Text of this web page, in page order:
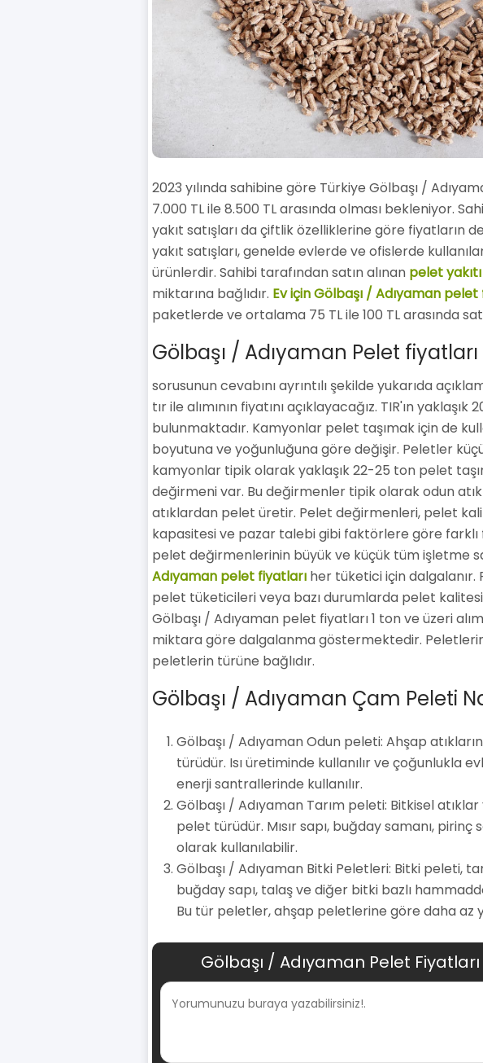
2023 yılında sahibine göre Türkiye Gölbaşı /
7.000 TL ile 8.500 TL arasında olması bekleniyor.
yakıt satışları da çiftlik özelliklerine göre fiyatların
yakıt satışları, genelde evlerde ve ofislerde
ürünlerdir. Sahibi tarafından satın alınan pelet
miktarına bağlıdır. Ev için Gölbaşı / Adıyaman pelet
paketlerde ve ortalama 75 TL ile 100 TL arasında
Gölbaşı / Adıyaman Pelet
sorusunun cevabını ayrıntılı şekilde yukarıda
tır ile alımının fiyatını açıklayacağız. TIR'ın yaklaşık
bulunmaktadır. Kamyonlar pelet taşımak için de
boyutuna ve yoğunluğuna göre değişir. Peletler
kamyonlar tipik olarak yaklaşık 22-25 ton pelet
değirmeni var. Bu değirmenler tipik olarak odun
atıklardan pelet üretir. Pelet değirmenleri, pelet
kapasitesi ve pazar talebi gibi faktörlere göre
pelet değirmenlerinin büyük ve küçük tüm işletme
Adıyaman pelet fiyatlarıher tüketici için dalgalanır.
pelet tüketicileri veya bazı durumlarda pelet
Gölbaşı / Adıyaman pelet fiyatları 1 ton ve üzeri
miktara göre dalgalanma göstermektedir.
peletlerin türüne bağlıdır.
Gölbaşı / Adıyaman Çam Peleti
Gölbaşı / Adıyaman Odun peleti: Ahşap
türüdür. Isı üretiminde kullanılır ve çoğunlukla
enerji santrallerinde kullanılır.
Gölbaşı / Adıyaman Tarım peleti: Bitkisel
pelet türüdür. Mısır sapı, buğday samanı,
olarak kullanılabilir.
Gölbaşı / Adıyaman Bitki Peletleri: Bitki peleti,
buğday sapı, talaş ve diğer bitki bazlı
Bu tür peletler, ahşap peletlerine göre daha az
Gölbaşı / Adıyaman Pelet